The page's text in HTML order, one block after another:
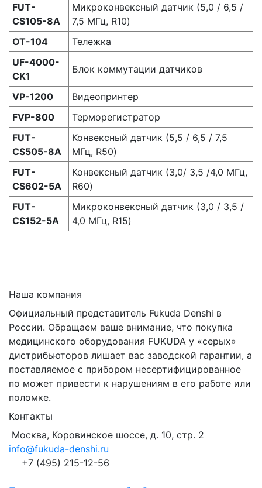
FUT-
CS105-8A
Микроконвексный датчик (5,0 / 6,5 /
7,5 МГц, R10)
OT-104
Тележка
UF-4000-
CK1
Блок коммутации датчиков
VP-1200
Видеопринтер
FVP-800
Терморегистратор
FUT-
CS505-8A
Конвексный датчик (5,5 / 6,5 / 7,5
МГц, R50)
FUT-
CS602-5A
Конвексный датчик (3,0/ 3,5 /4,0 МГц,
R60)
FUT-
CS152-5A
Микроконвексный датчик (3,0 / 3,5 /
4,0 МГц, R15)
Наша компания
Официальный представитель Fukuda Denshi в
России. Обращаем ваше внимание, что покупка
медицинского оборудования FUKUDA у «серых»
дистрибьюторов лишает вас заводской гарантии, а
поставляемое с прибором несертифицированное
по может привести к нарушениям в его работе или
поломке.
Контакты
Москва, Коровинское шоссе, д. 10, стр. 2
info@fukuda-denshi.ru
+7 (495) 215-12-56